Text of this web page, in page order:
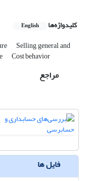
کلیدواژه‌ها English
Selling, general, and
Cost behavior
مراجع
فایل ها